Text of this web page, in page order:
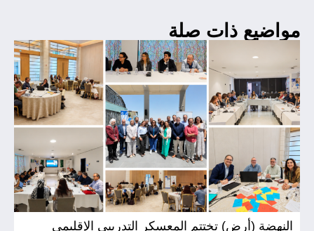
مواضيع ذات صلة
النهضة (أرض) تختتم المعسكر التدريبي الإقليمي